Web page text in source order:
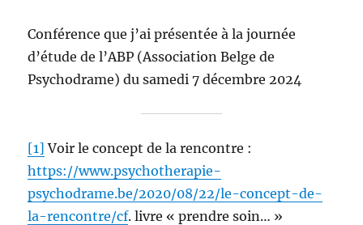
Conférence que j’ai présentée à la journée
d’étude de l’ABP (Association Belge de
Psychodrame) du samedi 7 décembre 2024
[1] Voir le concept de la rencontre :
https://www.psychotherapie-
psychodrame.be/2020/08/22/le-concept-de-
la-rencontre/cf. livre « prendre soin… »